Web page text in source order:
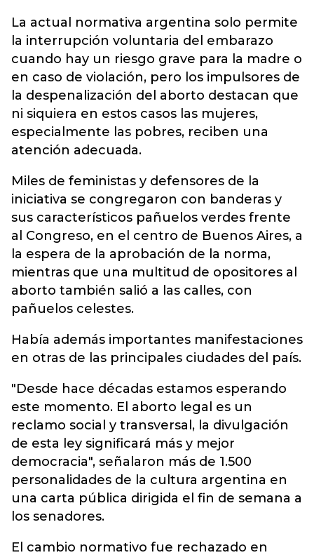
La actual normativa argentina solo permite
la interrupción voluntaria del embarazo
cuando hay un riesgo grave para la madre o
en caso de violación, pero los impulsores de
la despenalización del aborto destacan que
ni siquiera en estos casos las mujeres,
especialmente las pobres, reciben una
atención adecuada.
Miles de feministas y defensores de la
iniciativa se congregaron con banderas y
sus característicos pañuelos verdes frente
al Congreso, en el centro de Buenos Aires, a
la espera de la aprobación de la norma,
mientras que una multitud de opositores al
aborto también salió a las calles, con
pañuelos celestes.
Había además importantes manifestaciones
en otras de las principales ciudades del país.
"Desde hace décadas estamos esperando
este momento. El aborto legal es un
reclamo social y transversal, la divulgación
de esta ley significará más y mejor
democracia", señalaron más de 1.500
personalidades de la cultura argentina en
una carta pública dirigida el fin de semana a
los senadores.
El cambio normativo fue rechazado en